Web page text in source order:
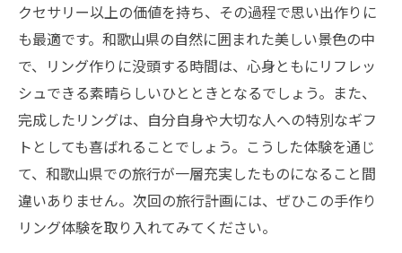
クセサリー以上の価値を持ち、その過程で思い出作りに
も最適です。和歌山県の自然に囲まれた美しい景色の中
で、リング作りに没頭する時間は、心身ともにリフレッ
シュできる素晴らしいひとときとなるでしょう。また、
完成したリングは、自分自身や大切な人への特別なギフ
トとしても喜ばれることでしょう。こうした体験を通じ
て、和歌山県での旅行が一層充実したものになること間
違いありません。次回の旅行計画には、ぜひこの手作り
リング体験を取り入れてみてください。